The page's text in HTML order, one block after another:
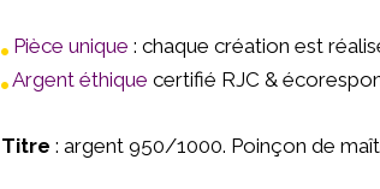
Pièce unique : chaque création est
Argent éthique certifié RJC &
Titre : argent 950/1000. Poinçon de